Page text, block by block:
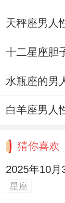
示某个转折
当夜幕降临
2025年10月
里的发条,
那些看似偶
天的你会感
的自己，不
十二星座胆
猜你喜欢
2025年10
星座